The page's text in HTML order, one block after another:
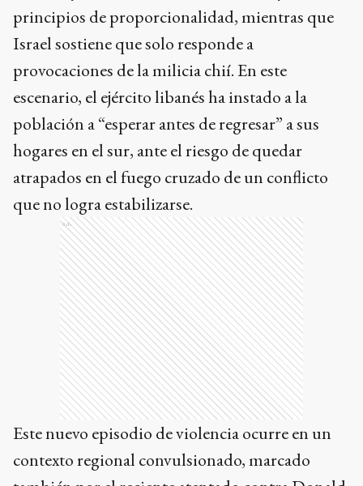
principios de proporcionalidad, mientras que
Israel sostiene que solo responde a
provocaciones de la milicia chií. En este
escenario, el ejército libanés ha instado a la
población a “esperar antes de regresar” a sus
hogares en el sur, ante el riesgo de quedar
atrapados en el fuego cruzado de un conflicto
que no logra estabilizarse.
Ads
Este nuevo episodio de violencia ocurre en un
contexto regional convulsionado, marcado